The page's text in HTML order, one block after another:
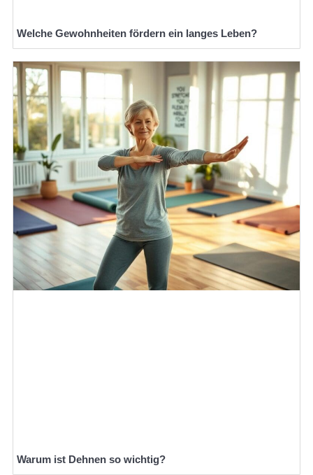
Welche Gewohnheiten fördern ein langes Leben?
Warum ist Dehnen so wichtig?